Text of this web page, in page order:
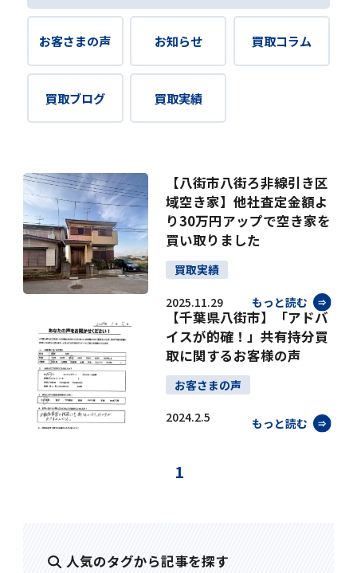
お客さまの声 お知らせ 買取コラム
買取ブログ 買取実績
【八街市八街ろ非線引き区
域空き家】他社査定金額よ
り30万円アップで空き家を
買い取りました
買取実績
2025.11.29 もっと読む
【千葉県八街市】「アドバ
イスが的確！」共有持分買
取に関するお客様の声
お客さまの声
2024.2.5 もっと読む
1
人気のタグから記事を探す